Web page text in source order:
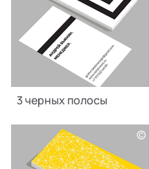
3 черных полосы
©